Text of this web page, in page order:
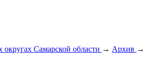
Самарской области → Архив